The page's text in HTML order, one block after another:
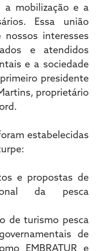
a mobilização e a
Essa união
interesses
e atendidos
e a sociedade
presidente
proprietário
estabelecidas
e propostas de
da pesca
de turismo pesca
de
EMBRATUR e